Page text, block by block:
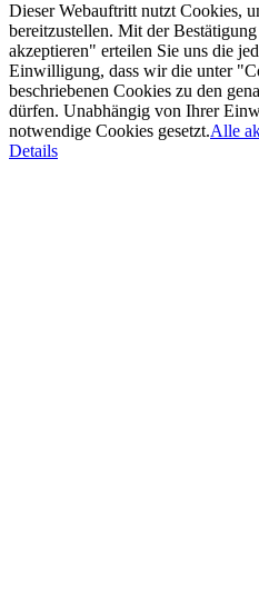
Dieser Webauftritt nutzt Cookies,
bereitzustellen. Mit der
akzeptieren" erteilen Sie uns die
Einwilligung, dass wir die unter
beschriebenen Cookies zu den
dürfen. Unabhängig von Ihrer
notwendige Cookies gesetzt.Alle
Details